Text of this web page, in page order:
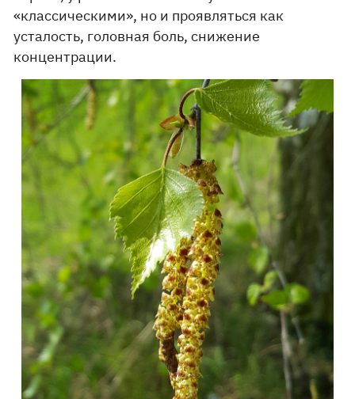
«классическими», но и проявляться как
усталость, головная боль, снижение
концентрации.